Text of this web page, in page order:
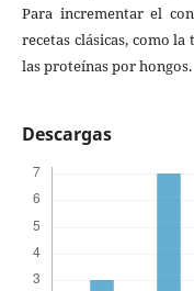
Para incrementar el
recetas clásicas, como
las proteínas por hongos.
Descargas